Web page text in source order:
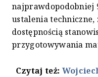
najprawdopodobniej
ustalenia techniczne,
dostępnością
przygotowywania
Czytaj też: